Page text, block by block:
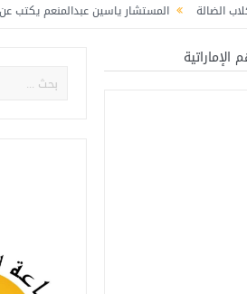
المستشار ياسين عبدالمنعم يكتب عن: الكلاب